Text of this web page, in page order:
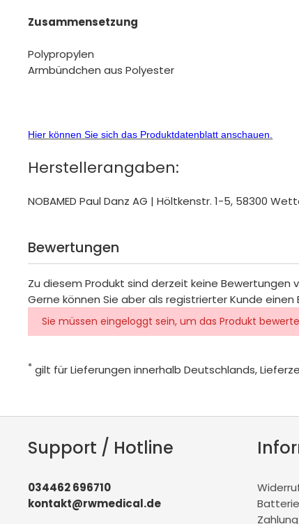
Zusammensetzung
Polypropylen
Armbündchen aus Polyester
Hier können Sie sich das Produktdatenblatt anschauen.
Herstellerangaben:
NOBAMED Paul Danz AG | Höltkenstr. 1-5, 58300
Bewertungen
Zu diesem Produkt sind derzeit keine Bewertungen
Gerne können Sie aber als registrierter Kunde einen
Sie müssen eingeloggt sein, um das Produkt
* gilt für Lieferungen innerhalb Deutschlands,
Support / Hotline
034462 696710
kontakt@rwmedical.de